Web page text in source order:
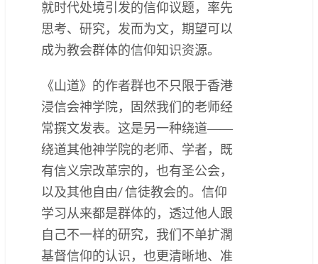
就时代处境引发的信仰议题，率先
思考、研究，发而为文，期望可以
成为教会群体的信仰知识资源。
《山道》的作者群也不只限于香港
浸信会神学院，固然我们的老师经
常撰文发表。这是另一种绕道――
绕道其他神学院的老师、学者，既
有信义宗改革宗的，也有圣公会，
以及其他自由/ 信徒教会的。信仰
学习从来都是群体的，透过他人跟
自己不一样的研究，我们不单扩濶
基督信仰的认识，也更清晰地、准